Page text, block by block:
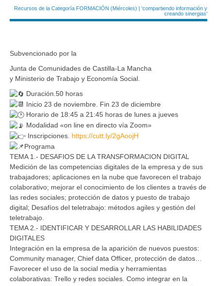
Recursos de la Categoría FORMACIÓN (Miércoles) | 'compartiendo información y
creando sinergias'
Subvencionado por la
Junta de Comunidades de Castilla-La Mancha
y Ministerio de Trabajo y Economía Social.
Duración.50 horas
Inicio 23 de noviembre. Fin 23 de diciembre
Horario de 18:45 a 21:45 horas de lunes a jueves
Modalidad «on line en directo vía Zoom»
Inscripciones. https://cutt.ly/2gAoojH
Programa
TEMA 1.- DESAFIOS DE LA TRANSFORMACION DIGITAL
Medición de las competencias digitales de la empresa y de sus
trabajadores; aplicaciones en la nube que favorecen el trabajo
colaborativo; mejorar el conocimiento de los clientes a través de
las redes sociales; protección de datos y puesto de trabajo
digital; Desafíos del teletrabajo: métodos agiles y gestión del
teletrabajo.
TEMA 2.- IDENTIFICAR Y DESARROLLAR LAS HABILIDADES
DIGITALES
Integración en la empresa de la aparición de nuevos puestos:
Community manager, Chief data Officer, protección de datos…
Favorecer el uso de la social media y herramientas
colaborativas: Trello y redes sociales. Como integrar en la